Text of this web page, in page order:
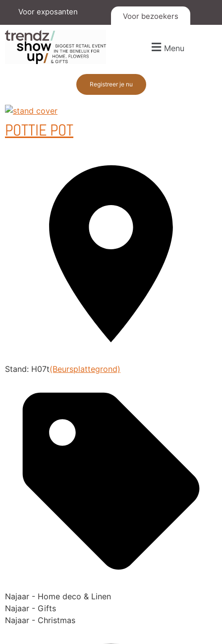
Voor exposanten Voor bezoekers
Menu
Registreer je nu
POTTIE POT
Stand: H07t(Beursplattegrond)
Najaar - Home deco & Linen
Najaar - Gifts
Najaar - Christmas